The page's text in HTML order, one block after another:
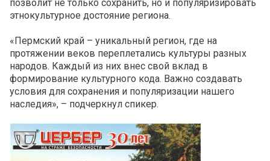
позволит не только сохранить, но и популяризировать
этнокультурное достояние региона.
«Пермский край – уникальный регион, где на
протяжении веков переплетались культуры разных
народов. Каждый из них внес свой вклад в
формирование культурного кода. Важно создавать
условия для сохранения и популяризации нашего
наследия», – подчеркнул спикер.